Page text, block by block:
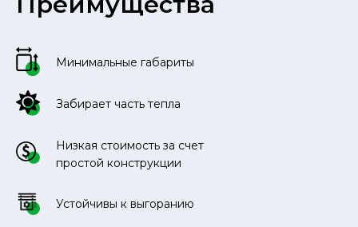
Минимальные габариты
Забирает часть тепла
Низкая стоимость за счет
простой конструкции
Устойчивы к выгоранию